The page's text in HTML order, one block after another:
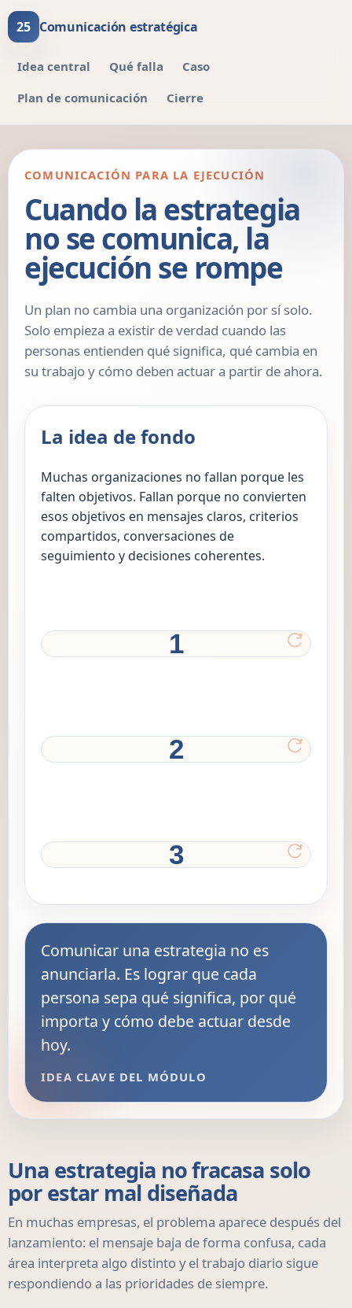
25 Comunicación estratégica
Idea central Qué falla
Caso
Plan de comunicación
Cierre
COMUNICACIÓN PARA LA EJECUCIÓN
Cuando la estrategia
no se comunica, la
ejecución se rompe
Un plan no cambia una organización por sí solo.
Solo empieza a existir de verdad cuando las
personas entienden qué significa, qué cambia en
su trabajo y cómo deben actuar a partir de ahora.
La idea de fondo
Muchas organizaciones no fallan porque les
falten objetivos. Fallan porque no convierten
esos objetivos en mensajes claros, criterios
compartidos, conversaciones de
seguimiento y decisiones coherentes.
1
La estrategia marca dirección
2
La comunicación traduce el rumbo
3
El seguimiento sostiene el cambio
Comunicar una estrategia no es
anunciarla. Es lograr que cada
persona sepa qué significa, por qué
importa y cómo debe actuar desde
hoy.
IDEA CLAVE DEL MÓDULO
Una estrategia no fracasa solo
por estar mal diseñada
En muchas empresas, el problema aparece después del
lanzamiento: el mensaje baja de forma confusa, cada
área interpreta algo distinto y el trabajo diario sigue
respondiendo a las prioridades de siempre.